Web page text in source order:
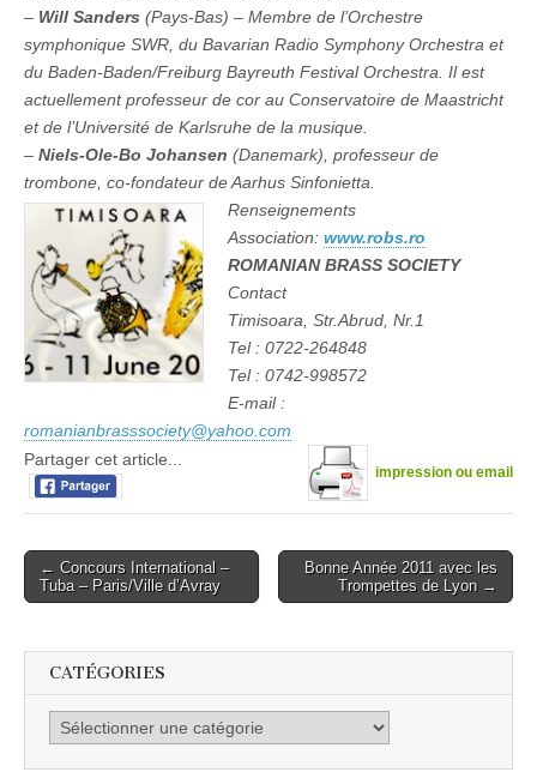
– Will Sanders (Pays-Bas) – Membre de l’Orchestre
symphonique SWR, du Bavarian Radio Symphony Orchestra et
du Baden-Baden/Freiburg Bayreuth Festival Orchestra. Il est
actuellement professeur de cor au Conservatoire de Maastricht
et de l’Université de Karlsruhe de la musique.
– Niels-Ole-Bo Johansen (Danemark), professeur de
trombone, co-fondateur de Aarhus Sinfonietta.
Renseignements
Association: www.robs.ro
ROMANIAN BRASS SOCIETY
Contact
Timisoara, Str.Abrud, Nr.1
Tel : 0722-264848
Tel : 0742-998572
E-mail :
romanianbrasssociety@yahoo.com
impression ou email
Partager cet article...
Post
navigation
← Concours International –
Tuba – Paris/Ville d’Avray
Bonne Année 2011 avec les
Trompettes de Lyon →
CATÉGORIES
Catégories